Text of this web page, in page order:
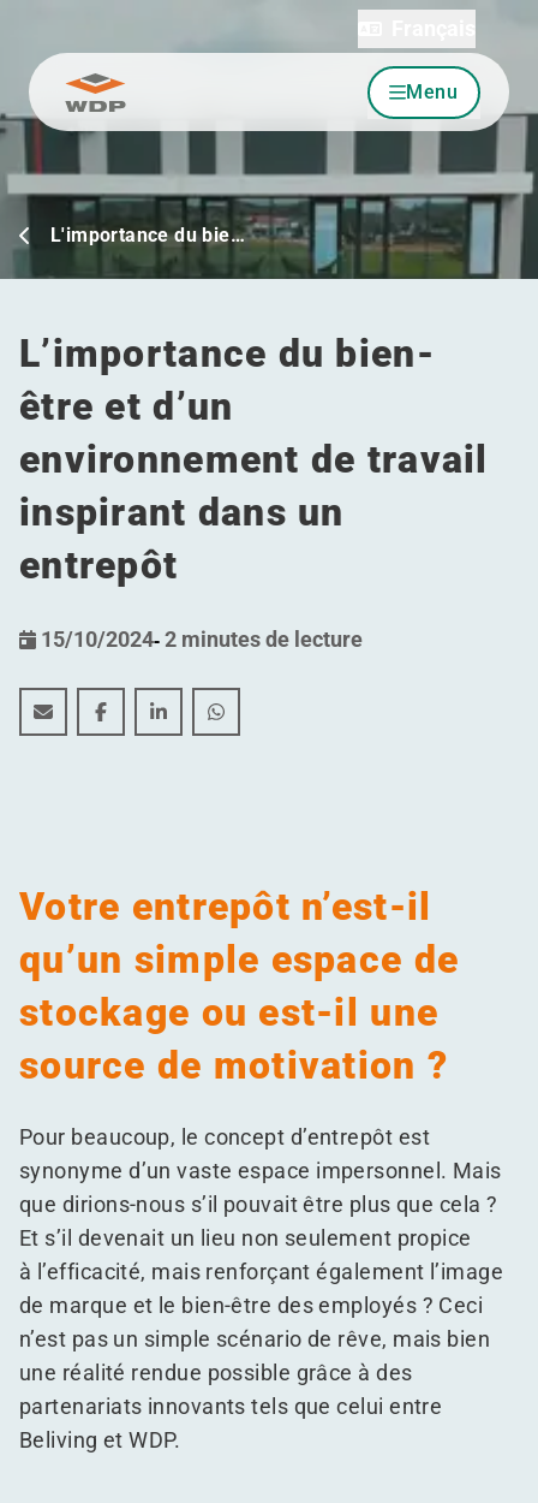
Allez au contenu Menu
L'importance du bie…
L’importance du bien-
être et d’un
environnement de travail
inspirant dans un
entrepôt
15/10/2024-2 minutes de lecture
L'importance du bien-être et d'un environnement de
L'importance du bien-être et d'un
L'importance du bien-être et d'un
L'importance du bien-être et d'un
Votre entrepôt n’est-il
qu’un simple espace de
stockage ou est-il une
source de motivation ?
Pour beaucoup, le concept d’entrepôt est
synonyme d’un vaste espace impersonnel. Mais
que dirions-nous s’il pouvait être plus que cela ?
Et s’il devenait un lieu non seulement propice
à l’efficacité, mais renforçant également l’image
de marque et le bien-être des employés ? Ceci
n’est pas un simple scénario de rêve, mais bien
une réalité rendue possible grâce à des
partenariats innovants tels que celui entre
Beliving et WDP.